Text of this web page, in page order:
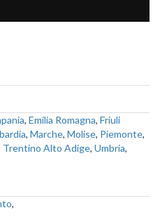
, Emilia Romagna, Friuli
, Marche, Molise, Piemonte,
Trentino Alto Adige, Umbria,
,